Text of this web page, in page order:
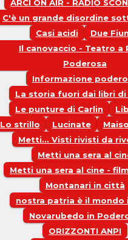
ARCI ON AIR - RADIO
C'è un grande disordine
Casi acidi
Due
Il canovaccio - Teatro a
Poderosa
Informazione
La storia fuori dai libri
Le punture di Carlin
Lo strillo
Lucinate
Metti... Visti rivisti da
Metti una sera al
Metti una sera al cine -
Montanari in città
nostra patria è il mondo
Novarubedo in
ORIZZONTI ANPI